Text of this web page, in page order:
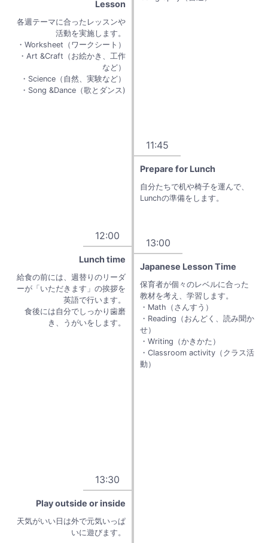
Lesson
各週テーマに合ったレッスンや
活動を実施します。
・Worksheet（ワークシート）
・Art &Craft（お絵かき、工作
など）
・Science（自然、実験など）
・Song &Dance（歌とダンス)
12:00
Lunch time
給食の前には、週替りのリーダ
ーが「いただきます」の挨拶を
英語で行います。
食後には自分でしっかり歯磨
き、うがいをします。
13:30
Play outside or inside
天気がいい日は外で元気いっぱ
いに遊びます。
11:45
Prepare for Lunch
自分たちで机や椅子を運んで、
Lunchの準備をします。
13:00
Japanese Lesson Time
保育者が個々のレベルに合った
教材を考え、学習します。
・Math（さんすう）
・Reading（おんどく、読み聞か
せ）
・Writing（かきかた）
・Classroom activity（クラス活
動）